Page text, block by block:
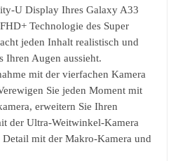
U Display Ihres Galaxy A33
Technologie des Super
jeden Inhalt realistisch und
Ihren Augen aussieht.
mit der vierfachen Kamera
Sie jeden Moment mit
erweitern Sie Ihren
der Ultra-Weitwinkel-Kamera
Detail mit der Makro-Kamera und